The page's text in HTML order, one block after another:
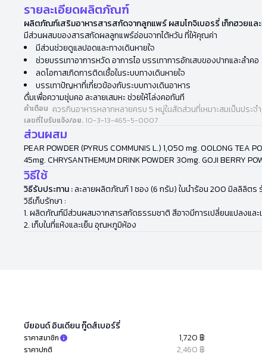
รายละเอียดผลิตภัณฑ์
ผลิตภัณฑ์เสริมอาหารสารสกัดจากลูกแพร์ ผสมโกจิเบอรรี่ เก็กฮวยแล
มีส่วนผสมของสารสกัดผลลูกแพร์อ่อนจากไต้หวัน ที่ให้คุณค่า
มีส่วนช่วยดูแลปอดและทางเดินหายใจ
ช่วยบรรเทาอาการหวัด อาการไอ บรรเทาการอักเสบของปากและลำคอ
ลดโอกาสเกิดการติดเชื้อในระบบทางเดินหายใจ
บรรเทาปัญหาที่เกี่ยวข้องกับระบบทางเดินอาหาร
ดื่มเพื่อความชุ่มคอ ละลายเสมหะ ช่วยให้โล่งคอทันที
คำเตือน ควรกินอาหารหลากหลายครบ 5 หมู่ในสัดส่วนที่เหมาะสมเป็นประ
เลขที่ใบรับแจ้ง/อย. 10-3-13-465-5-0007
ส่วนผสม
PEAR POWDER (PYRUS COMMUNIS L.) 1,050 mg. OOLONG TEA
45mg. CHRYSANTHEMUM DRINK POWDER 30mg. GOJI BERRY
วิธีใช้
วิธีรับประทาน :ละลายผลิตภัณฑ์ 1 ซอง (6 กรัม) ในนำร้อน 200 มิลลิลิตร
วิธีเก็บรักษา :
1. ผลิตภัณฑ์มีส่วนผสมจากสารสกัดธรรมชาติ สีอาจมีการเปลี่ยนแปลงและ
2. เก็บในที่แห้งและเย็น อุณหภูมิห้อง
บียอนด์ อินเดียน กู๊ดส์เบอร์รี่
ราคาสมาชิก 1,720 ฿
ราคาปกติ 2,460 ฿